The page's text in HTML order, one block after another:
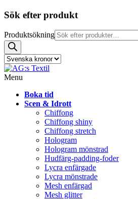
Sök efter produkt
Produktsökning
Menu
Boka tid
Scen & Idrott
Chiffong
Chiffong shiny
Chiffong stretch
Hologram
Hologram mönstrad
Hudfärg-padding-foder
Lycra enfärgade
Lycra mönstrade
Mesh enfärgad
Mesh glitter